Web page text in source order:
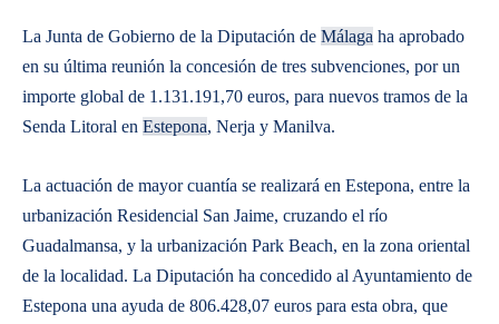
La Junta de Gobierno de la Diputación de Málaga ha aprobado
en su última reunión la concesión de tres subvenciones, por un
importe global de 1.131.191,70 euros, para nuevos tramos de la
Senda Litoral en Estepona, Nerja y Manilva.
La actuación de mayor cuantía se realizará en Estepona, entre la
urbanización Residencial San Jaime, cruzando el río
Guadalmansa, y la urbanización Park Beach, en la zona oriental
de la localidad. La Diputación ha concedido al Ayuntamiento de
Estepona una ayuda de 806.428,07 euros para esta obra, que